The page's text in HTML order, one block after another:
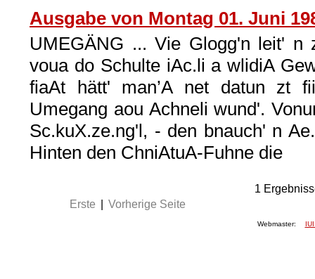
Ausgabe von Montag 01. Juni
UMEGÄNG ... Vie Glogg'n leit'
voua do Schulte iAc.li a wlidiA
fiaAt hätt' man’A net datun zt
Umegang aou Achneli wund'.
Sc.kuX.ze.ng'l, - den bnauch' n
Hinten den ChniAtuA-Fuhne die
1
Erste
Vorherige Seite
Webmaster: